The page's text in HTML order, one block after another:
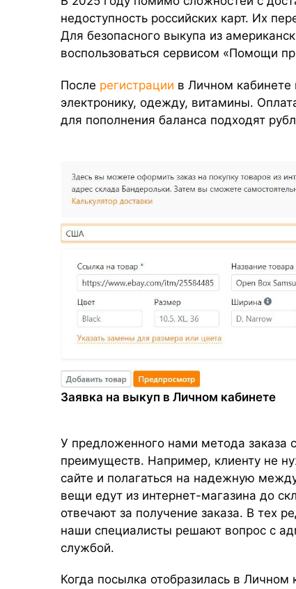
недоступность российских карт. Их
Для безопасного выкупа из
воспользоваться сервисом «Помощи
После регистрации в Личном
электронику, одежду, витамины.
для пополнения баланса подходят
Заявка на выкуп в Личном кабинете
У предложенного нами метода заказа
преимуществ. Например, клиенту не
сайте и полагаться на надежную
вещи едут из интернет-магазина до
отвечают за получение заказа. В тех
наши специалисты решают вопрос с
службой.
Когда посылка отобразилась в